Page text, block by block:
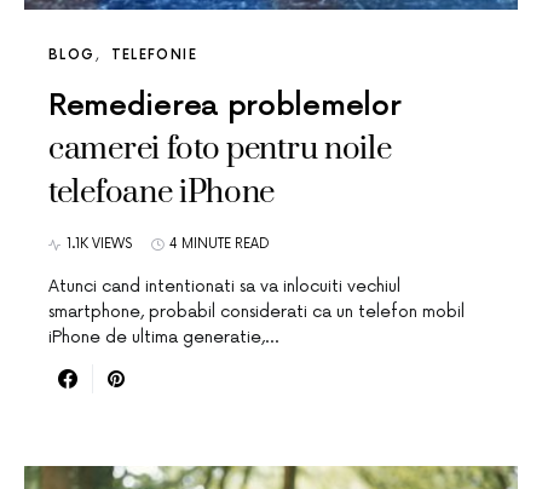
BLOG TELEFONIE
Remedierea problemelor
camerei foto pentru noile
telefoane iPhone
1.1K VIEWS 4 MINUTE READ
Atunci cand intentionati sa va inlocuiti vechiul
smartphone, probabil considerati ca un telefon mobil
iPhone de ultima generatie,…